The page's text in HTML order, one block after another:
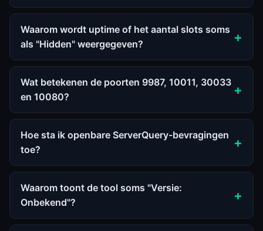
Waarom wordt uptime of het aantal slots soms
als "Hidden" weergegeven?
Wat betekenen de poorten 9987, 10011, 30033
en 10080?
Hoe sta ik openbare ServerQuery-bevragingen
toe?
Waarom toont de tool soms "Versie:
Onbekend"?